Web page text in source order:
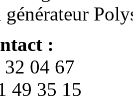
générateur
:
04 67
49 35 15